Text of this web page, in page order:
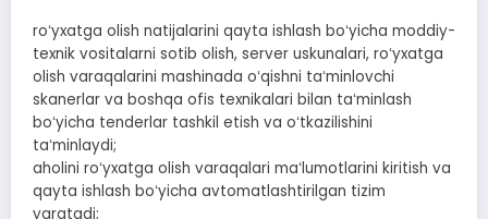
roʻyxatga olish natijalarini qayta ishlash boʻyicha moddiy-
texnik vositalarni sotib olish, server uskunalari, roʻyxatga
olish varaqalarini mashinada oʻqishni taʻminlovchi
skanerlar va boshqa ofis texnikalari bilan taʻminlash
boʻyicha tenderlar tashkil etish va oʻtkazilishini
taʻminlaydi;
aholini roʻyxatga olish varaqalari maʻlumotlarini kiritish va
qayta ishlash boʻyicha avtomatlashtirilgan tizim
yaratadi;